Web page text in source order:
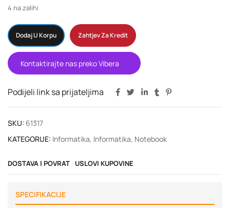
4 na zalihi
Dodaj U Korpu Zahtjev Za Kredit
Kontaktirajte nas preko Vibera
Podijeli link sa prijateljima
SKU: 61317
KATEGORIJE: Informatika, Informatika, Notebook
DOSTAVA I POVRAT USLOVI KUPOVINE
SPECIFIKACIJE